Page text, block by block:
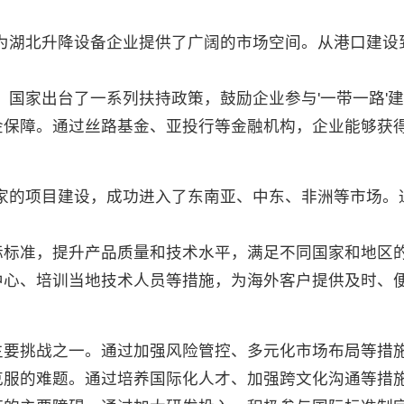
北升降设备企业提供了广阔的市场空间。从港口建
家出台了一系列扶持政策，鼓励企业参与'一带一路'
障。通过丝路基金、亚投行等金融机构，企业能够获
项目建设，成功进入了东南亚、中东、非洲等市场
准，提升产品质量和技术水平，满足不同国家和地区
、培训当地技术人员等措施，为海外客户提供及时、
挑战之一。通过加强风险管控、多元化市场布局等措
的难题。通过培养国际化人才、加强跨文化沟通等措